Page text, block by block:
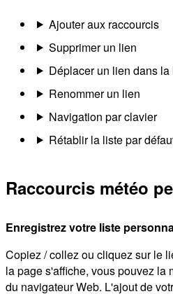
Ajouter aux raccourcis
Supprimer un lien
Déplacer un lien dans la
Renommer un lien
Navigation par clavier
Rétablir la liste par
Raccourcis météo
Enregistrez votre liste
Copiez / collez ou cliquez sur le
la page s'affiche, vous pouvez la
du navigateur Web. L'ajout de